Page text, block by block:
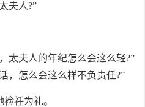
夫人?”
太夫人的年纪怎么会这么轻?”
，怎么会这么样不负责任?”
衽为礼。